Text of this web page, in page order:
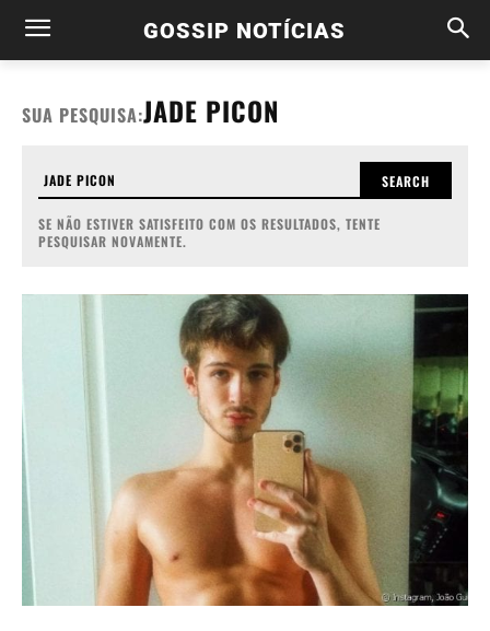
GOSSIP NOTÍCIAS
SUA PESQUISA:JADE PICON
SEARCH
SE NÃO ESTIVER SATISFEITO COM OS RESULTADOS, TENTE
PESQUISAR NOVAMENTE.